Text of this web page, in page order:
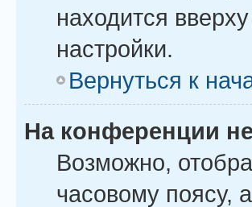
находится
настройки.
Вернуться к
На конференции
Возможно,
часовому поясу,